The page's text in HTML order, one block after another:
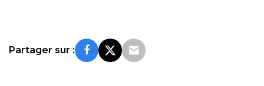
Partager sur :